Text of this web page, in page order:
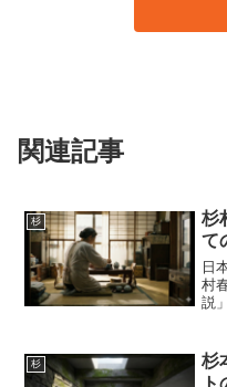
関連記事
杉
杉
て
日
村
説
跡
超
杉
杉